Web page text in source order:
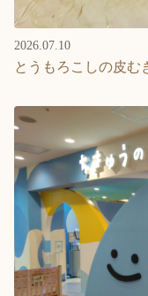
2026.07.10
とうもろこしの皮む